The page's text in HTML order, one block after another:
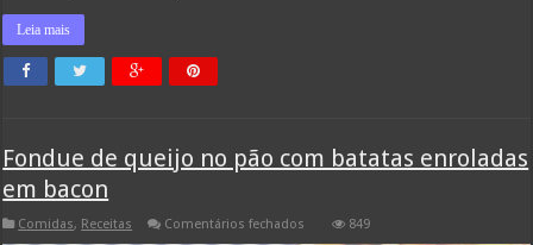
Leia mais
Fondue de queijo no pão com batatas enroladas
em bacon
Comidas, Receitas Comentários fechados 849